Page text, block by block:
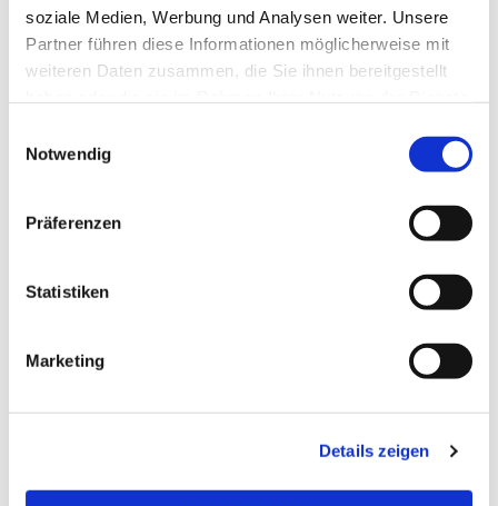
soziale Medien, Werbung und Analysen weiter. Unsere
Partner führen diese Informationen möglicherweise mit
weiteren Daten zusammen, die Sie ihnen bereitgestellt
Notwendig
Präferenzen
Statistiken
Marketing
Details zeigen